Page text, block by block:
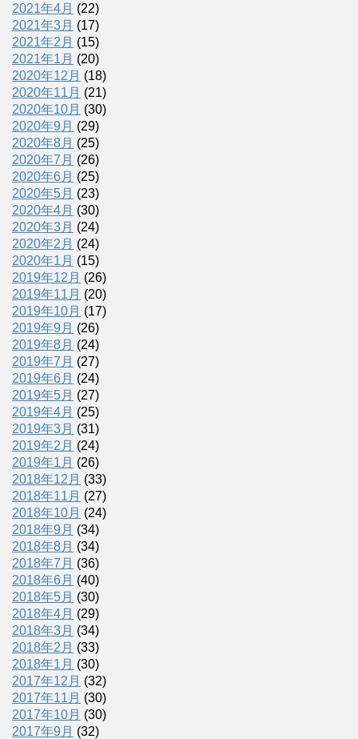
2021年4月 (22)
2021年3月 (17)
2021年2月 (15)
2021年1月 (20)
2020年12月 (18)
2020年11月 (21)
2020年10月 (30)
2020年9月 (29)
2020年8月 (25)
2020年7月 (26)
2020年6月 (25)
2020年5月 (23)
2020年4月 (30)
2020年3月 (24)
2020年2月 (24)
2020年1月 (15)
2019年12月 (26)
2019年11月 (20)
2019年10月 (17)
2019年9月 (26)
2019年8月 (24)
2019年7月 (27)
2019年6月 (24)
2019年5月 (27)
2019年4月 (25)
2019年3月 (31)
2019年2月 (24)
2019年1月 (26)
2018年12月 (33)
2018年11月 (27)
2018年10月 (24)
2018年9月 (34)
2018年8月 (34)
2018年7月 (36)
2018年6月 (40)
2018年5月 (30)
2018年4月 (29)
2018年3月 (34)
2018年2月 (33)
2018年1月 (30)
2017年12月 (32)
2017年11月 (30)
2017年10月 (30)
2017年9月 (32)